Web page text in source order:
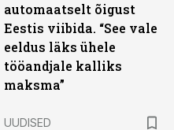
automaatselt õigust
Eestis viibida. “See vale
eeldus läks ühele
tööandjale kalliks
maksma”
UUDISED